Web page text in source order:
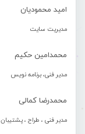
امید محمودیان
مدیریت سایت
محمدامین حکیم
مدیر فنی، برنامه نویس
محمدرضا کمالی
مدیر فنی ، طراح ، پشتیبان